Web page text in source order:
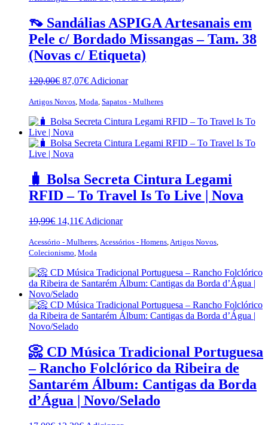
👡 Sandálias ASPIGA Artesanais em
Pele c/ Bordado Missangas – Tam. 38
(Novas c/ Etiqueta)
120,00€ O
original
120,00€.
87,07€O
atual
87,07€.
Adicionar
Artigos Novos Moda Sapatos - Mulheres
🧳 Bolsa Secreta Cintura Legami
RFID – To Travel Is To Live | Nova
19,99€ O
original
era:
14,11€O
atual
é:
Adicionar
Acessório - Mulheres Acessórios - Homens Artigos Novos
Colecionismo Moda
📀 CD Música Tradicional Portuguesa
– Rancho Folclórico da Ribeira de
Santarém Álbum: Cantigas da Borda
d’Água | Novo/Selado